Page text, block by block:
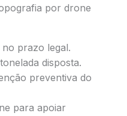
por drone
prazo legal.
disposta.
preventiva do
para apoiar